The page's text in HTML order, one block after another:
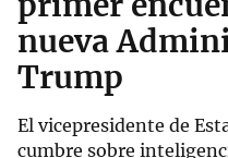
nueva
Trump
El vicepresidente de
cumbre sobre